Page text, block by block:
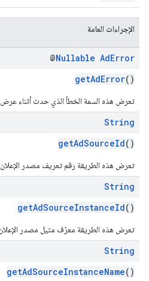
الإجراءات العامة
@Nullable AdError
getAdError()
تعرض هذه السمة الخطأ الذي حدث أثناء عرض
String
getAdSourceId()
تعرض هذه الطريقة رقم تعريف مصدر الإعلان
String
getAdSourceInstanceId()
تعرض هذه الطريقة معرّف مثيل مصدر الإعلان
String
getAdSourceInstanceName()